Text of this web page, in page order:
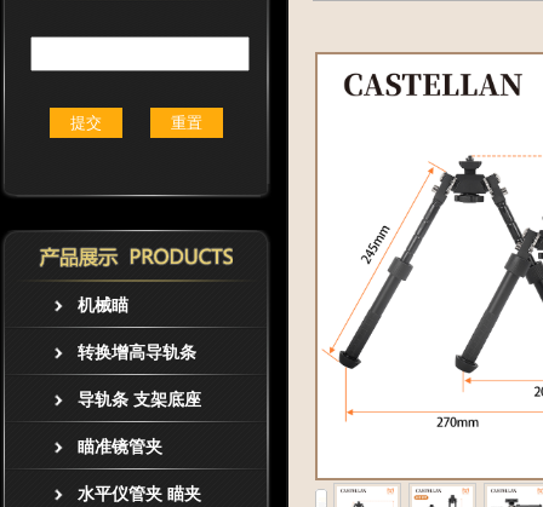
机械瞄
转换增高导轨条
导轨条 支架底座
瞄准镜管夹
水平仪管夹 瞄夹